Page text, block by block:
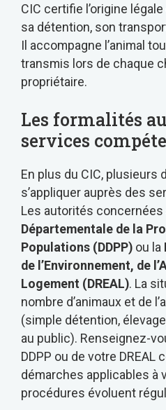
CIC certifie l’origine
sa détention, son
Il accompagne l’animal
transmis lors de chaque
propriétaire.
Les formalités
services
En plus du CIC, plusieurs
s’appliquer auprès des
Les autorités concernées
Départementale de la
Populations (DDPP) ou la
de l’Environnement, de
Logement (DREAL). La
nombre d’animaux et de
(simple détention,
au public). Renseignez-
DDPP ou de votre DREAL
démarches applicables à
procédures évoluent